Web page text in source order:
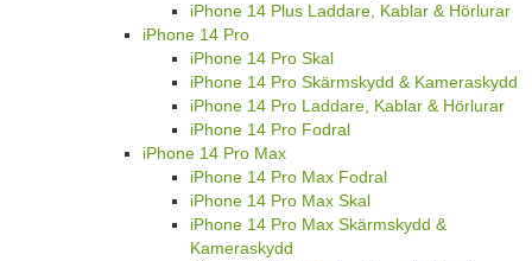
iPhone 14 Plus Laddare, Kablar & Hörlurar
iPhone 14 Pro
iPhone 14 Pro Skal
iPhone 14 Pro Skärmskydd & Kameraskydd
iPhone 14 Pro Laddare, Kablar & Hörlurar
iPhone 14 Pro Fodral
iPhone 14 Pro Max
iPhone 14 Pro Max Fodral
iPhone 14 Pro Max Skal
iPhone 14 Pro Max Skärmskydd &
Kameraskydd